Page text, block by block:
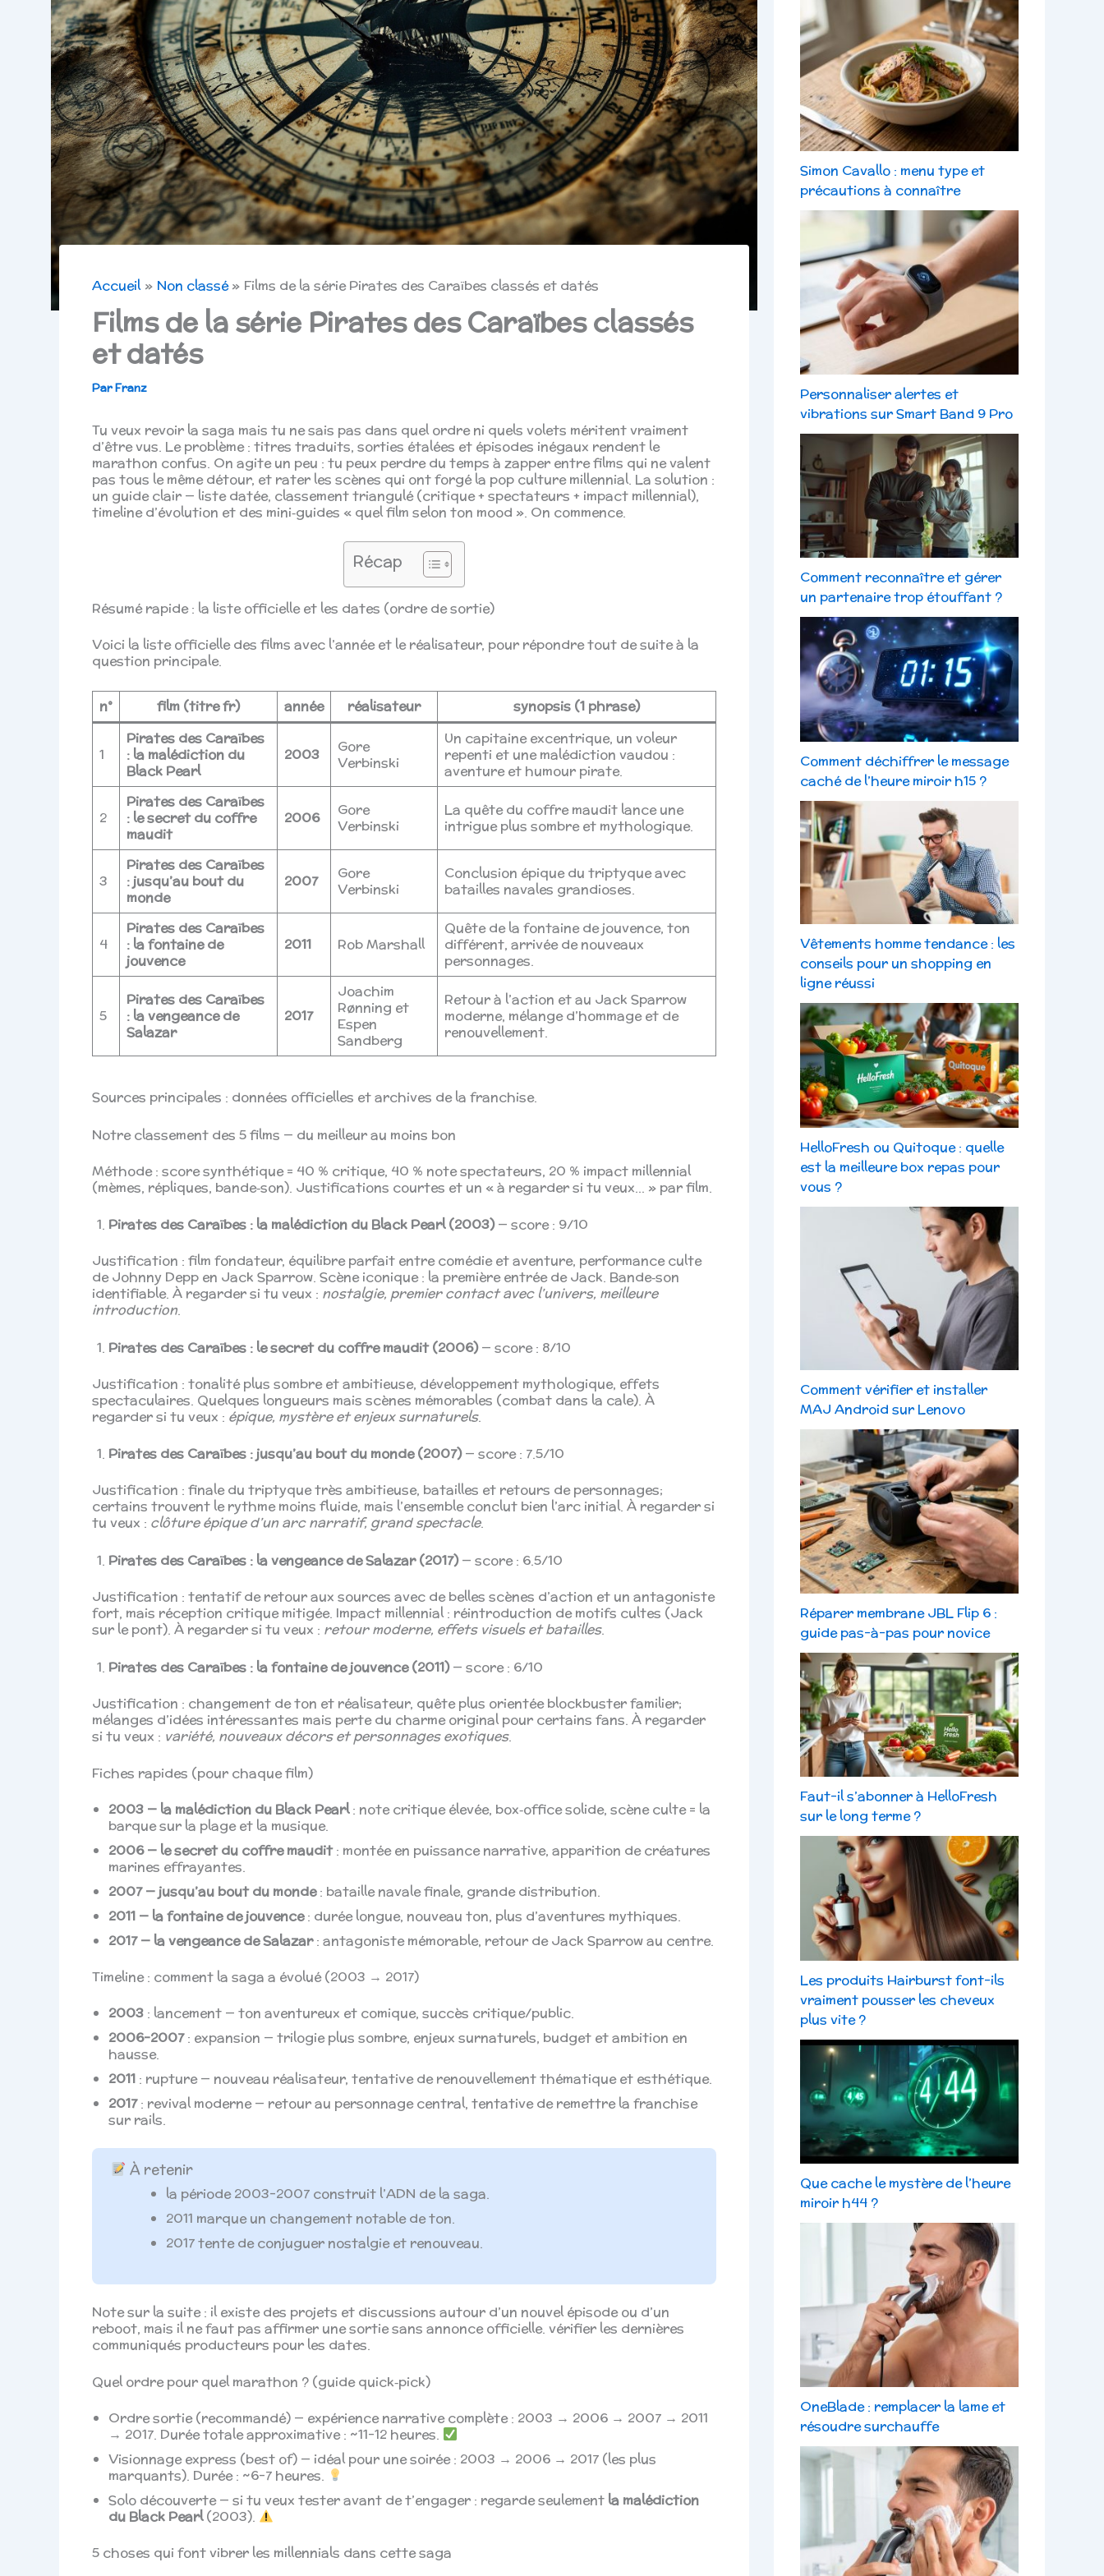
Accueil Non classé Films de la série Pirates des Caraïbes classés et datés
Films de la série Pirates des Caraïbes classés
et datés
ParFranz
Tu veux revoir la saga mais tu ne sais pas dans quel ordre ni quels volets méritent vraiment
d’être vus. Le problème : titres traduits, sorties étalées et épisodes inégaux rendent le
marathon confus. On agite un peu : tu peux perdre du temps à zapper entre films qui ne valent
pas tous le même détour, et rater les scènes qui ont forgé la pop culture millennial. La solution :
un guide clair — liste datée, classement triangulé (critique + spectateurs + impact millennial),
timeline d’évolution et des mini‑guides « quel film selon ton mood ». On commence.
Récap
Résumé rapide : la liste officielle et les dates (ordre de sortie)
Voici la liste officielle des films avec l’année et le réalisateur, pour répondre tout de suite à la
question principale.
n° film (titre fr) année réalisateur synopsis (1 phrase)
1
Pirates des Caraïbes
: la malédiction du
Black Pearl
2003
Gore
Verbinski
Un capitaine excentrique, un voleur
repenti et une malédiction vaudou :
aventure et humour pirate.
2
Pirates des Caraïbes
: le secret du coffre
maudit
2006
Gore
Verbinski
La quête du coffre maudit lance une
intrigue plus sombre et mythologique.
3
Pirates des Caraïbes
: jusqu’au bout du
monde
2007
Gore
Verbinski
Conclusion épique du triptyque avec
batailles navales grandioses.
4
Pirates des Caraïbes
: la fontaine de
jouvence
2011 Rob Marshall
Quête de la fontaine de jouvence, ton
différent, arrivée de nouveaux
personnages.
5
Pirates des Caraïbes
: la vengeance de
Salazar
2017
Joachim
Rønning et
Espen
Sandberg
Retour à l’action et au Jack Sparrow
moderne, mélange d’hommage et de
renouvellement.
Sources principales : données officielles et archives de la franchise.
Notre classement des 5 films — du meilleur au moins bon
Méthode : score synthétique = 40 % critique, 40 % note spectateurs, 20 % impact millennial
(mèmes, répliques, bande‑son). Justifications courtes et un « à regarder si tu veux… » par film.
Pirates des Caraïbes : la malédiction du Black Pearl (2003)— score : 9/10
Justification : film fondateur, équilibre parfait entre comédie et aventure, performance culte
de Johnny Depp en Jack Sparrow. Scène iconique : la première entrée de Jack. Bande‑son
identifiable. À regarder si tu veux : nostalgie, premier contact avec l’univers, meilleure
introduction.
Pirates des Caraïbes : le secret du coffre maudit (2006)— score : 8/10
Justification : tonalité plus sombre et ambitieuse, développement mythologique, effets
spectaculaires. Quelques longueurs mais scènes mémorables (combat dans la cale). À
regarder si tu veux : épique, mystère et enjeux surnaturels.
Pirates des Caraïbes : jusqu’au bout du monde (2007)— score : 7.5/10
Justification : finale du triptyque très ambitieuse, batailles et retours de personnages;
certains trouvent le rythme moins fluide, mais l’ensemble conclut bien l’arc initial. À regarder si
tu veux : clôture épique d’un arc narratif, grand spectacle.
Pirates des Caraïbes : la vengeance de Salazar (2017)— score : 6.5/10
Justification : tentatif de retour aux sources avec de belles scènes d’action et un antagoniste
fort, mais réception critique mitigée. Impact millennial : réintroduction de motifs cultes (Jack
sur le pont). À regarder si tu veux : retour moderne, effets visuels et batailles.
Pirates des Caraïbes : la fontaine de jouvence (2011)— score : 6/10
Justification : changement de ton et réalisateur, quête plus orientée blockbuster familier;
mélanges d’idées intéressantes mais perte du charme original pour certains fans. À regarder
si tu veux : variété, nouveaux décors et personnages exotiques.
Fiches rapides (pour chaque film)
2003 — la malédiction du Black Pearl: note critique élevée, box‑office solide, scène culte = la
barque sur la plage et la musique.
2006 — le secret du coffre maudit: montée en puissance narrative, apparition de créatures
marines effrayantes.
2007 — jusqu’au bout du monde: bataille navale finale, grande distribution.
2011 — la fontaine de jouvence: durée longue, nouveau ton, plus d’aventures mythiques.
2017 — la vengeance de Salazar: antagoniste mémorable, retour de Jack Sparrow au centre.
Timeline : comment la saga a évolué (2003 → 2017)
2003 : lancement — ton aventureux et comique, succès critique/public.
2006–2007: expansion — trilogie plus sombre, enjeux surnaturels, budget et ambition en
hausse.
2011 : rupture — nouveau réalisateur, tentative de renouvellement thématique et esthétique.
2017: revival moderne — retour au personnage central, tentative de remettre la franchise
sur rails.
À retenir
la période 2003–2007 construit l’ADN de la saga.
2011 marque un changement notable de ton.
2017 tente de conjuguer nostalgie et renouveau.
Note sur la suite : il existe des projets et discussions autour d’un nouvel épisode ou d’un
reboot, mais il ne faut pas affirmer une sortie sans annonce officielle. vérifier les dernières
communiqués producteurs pour les dates.
Quel ordre pour quel marathon ? (guide quick‑pick)
Ordre sortie (recommandé) — expérience narrative complète : 2003 → 2006 → 2007 → 2011
→ 2017. Durée totale approximative : ~11–12 heures.
Visionnage express (best of) — idéal pour une soirée : 2003 → 2006 → 2017 (les plus
marquants). Durée : ~6–7 heures.
Solo découverte — si tu veux tester avant de t’engager : regarde seulement la malédiction
du Black Pearl(2003).
5 choses qui font vibrer les millennials dans cette saga
Simon Cavallo : menu type et
précautions à connaître
Personnaliser alertes et
vibrations sur Smart Band 9 Pro
Comment reconnaître et gérer
un partenaire trop étouffant ?
Comment déchiffrer le message
caché de l’heure miroir h15 ?
Vêtements homme tendance : les
conseils pour un shopping en
ligne réussi
HelloFresh ou Quitoque : quelle
est la meilleure box repas pour
vous ?
Comment vérifier et installer
MAJ Android sur Lenovo
Réparer membrane JBL Flip 6 :
guide pas-à-pas pour novice
Faut-il s’abonner à HelloFresh
sur le long terme ?
Les produits Hairburst font-ils
vraiment pousser les cheveux
plus vite ?
Que cache le mystère de l’heure
miroir h44 ?
OneBlade : remplacer la lame et
résoudre surchauffe